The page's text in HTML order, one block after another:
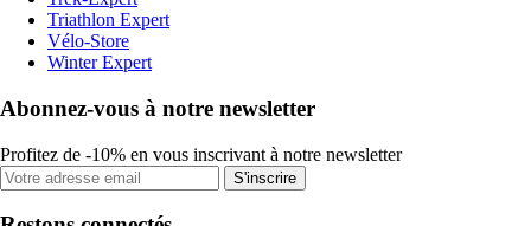
Triathlon Expert
Vélo-Store
Winter Expert
Abonnez-vous à notre newsletter
Profitez de -10% en vous inscrivant à notre newsletter
S'inscrire